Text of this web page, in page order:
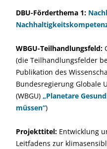
DBU-Förderthema 1:
WBGU-Teilhandlungsfeld:
(die Teilhandlungsfelder
Publikation des
Bundesregierung Globale
(WBGU) „Planetare
müssen“)
Projekttitel: Entwicklung
Leitfadens zur